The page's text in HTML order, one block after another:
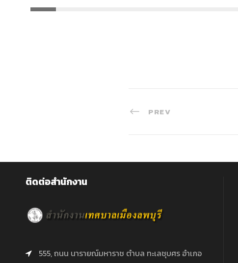
PREV
ติดต่อสำนักงาน
555, ถนน นารายณ์มหาราช ตำบล ทะเลชุบศร อำเภอ